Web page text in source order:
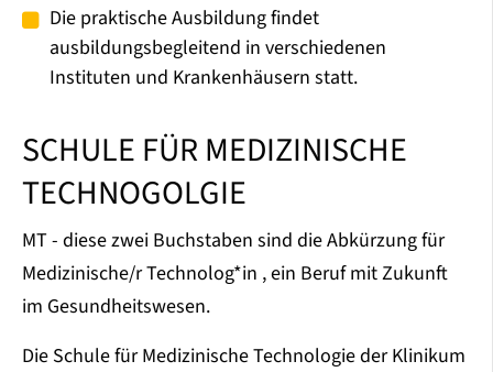
Die praktische Ausbildung findet
ausbildungsbegleitend in verschiedenen
Instituten und Krankenhäusern statt.
SCHULE FÜR MEDIZINISCHE
TECHNOGOLGIE
MT - diese zwei Buchstaben sind die Abkürzung für
Medizinische/r Technolog*in , ein Beruf mit Zukunft
im Gesundheitswesen.
Die Schule für Medizinische Technologie der Klinikum